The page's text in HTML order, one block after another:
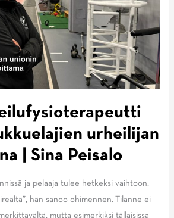
urheilijan
| Sina Peisalo
ja pelaaja tulee hetkeksi vaihtoon.
hän sanoo ohimennen. Tilanne ei
mutta esimerkiksi tällaisissa